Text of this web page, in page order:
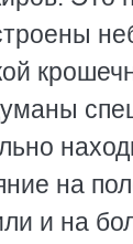
на
и на